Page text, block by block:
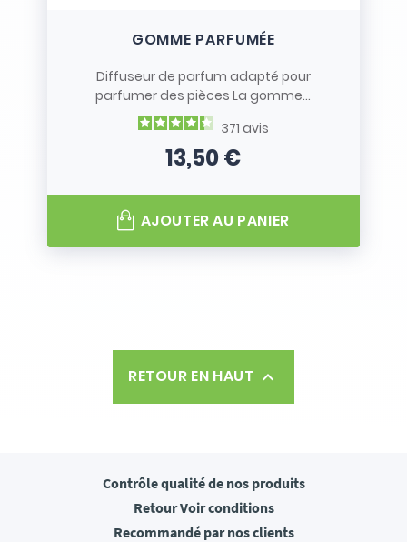
GOMME PARFUMÉE
Diffuseur de parfum adapté pour
parfumer des pièces La gomme...
371 avis
Prix
13,50 €
AJOUTER AU PANIER
RETOUR EN HAUT 
Contrôle qualitéde nos produits
RetourVoir conditions
Recommandépar nos clients